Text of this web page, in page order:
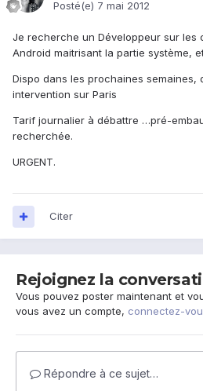
Posté(e) 7 mai 2012
Je recherche un Développeur sur les
Android maitrisant la partie système,
Dispo dans les prochaines semaines,
intervention sur Paris
Tarif journalier à débattre …pré-
recherchée.
URGENT.
Citer
Rejoignez la
Vous pouvez poster maintenant et
vous avez un compte, connectez-
Répondre à ce sujet…